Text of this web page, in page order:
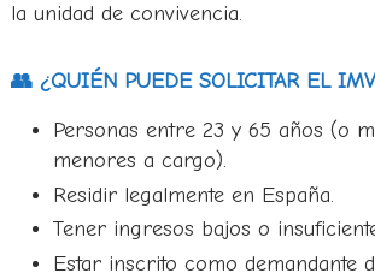
la unidad de convivencia.
👥 ¿QUIÉN PUEDE SOLICITAR EL
Personas entre 23 y 65 años (o
menores a cargo).
Residir legalmente en España.
Tener ingresos bajos o
Estar inscrito como demandante